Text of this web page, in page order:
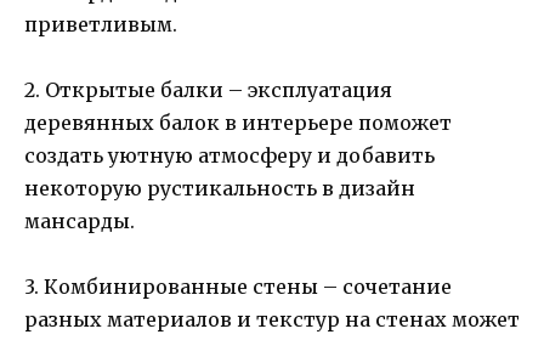
приветливым.
2. Открытые балки – эксплуатация
деревянных балок в интерьере поможет
создать уютную атмосферу и добавить
некоторую рустикальность в дизайн
мансарды.
3. Комбинированные стены – сочетание
разных материалов и текстур на стенах может